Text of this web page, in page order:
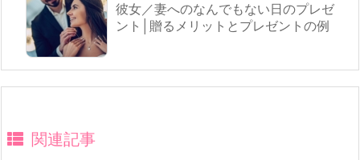
彼女／妻へのなんでもない日のプレゼ
ント│贈るメリットとプレゼントの例
関連記事